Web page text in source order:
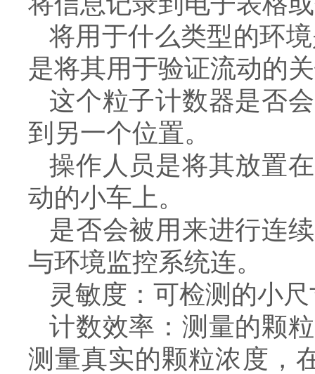
将用于什么类型的环
是将其用于验证流动的
这个粒子计数器是否
到另一个位置。
操作人员是将其放置
动的小车上。
是否会被用来进行连
与环境监控系统连。
灵敏度：可检测的小
计数效率：测量的颗
测量真实的颗粒浓度，